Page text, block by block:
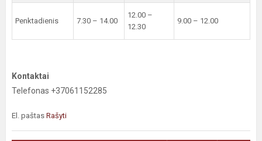
Penktadienis 7.30 – 14.00
12.00 –
12.30
9.00 – 12.00
Kontaktai
Telefonas +37061152285
El. paštas Rašyti